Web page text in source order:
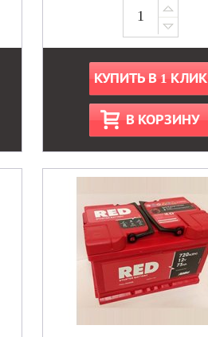
КУПИТЬ В 1 КЛИК
В КОРЗИНУ